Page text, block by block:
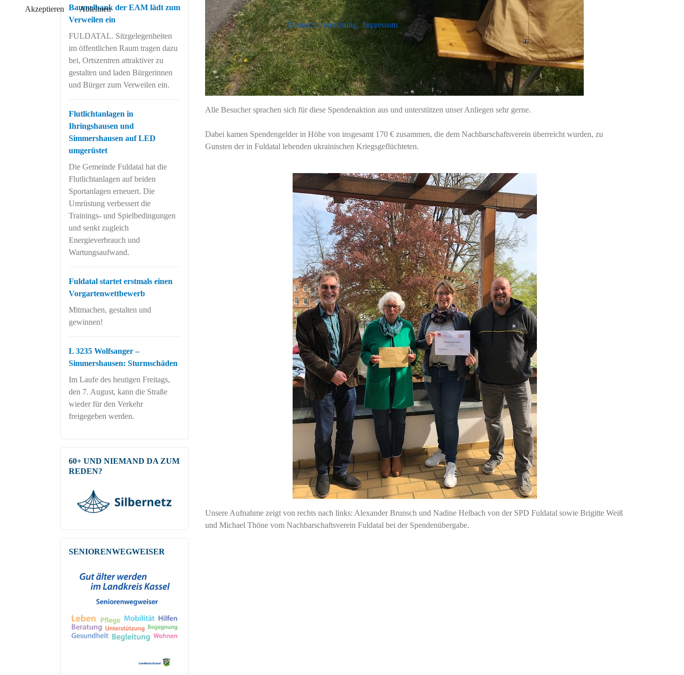
Alle Besucher sprachen sich für diese Spendenaktion aus und unterstützen unser Anliegen sehr gerne.
Dabei kamen Spendengelder in Höhe von insgesamt 170 € zusammen, die dem Nachbarschaftsverein überreicht wurden, zu
Gunsten der in Fuldatal lebenden ukrainischen Kriegsgeflüchteten.
Unsere Aufnahme zeigt von rechts nach links: Alexander Brunsch und Nadine Helbach von der SPD Fuldatal sowie Brigitte Weiß
und Michael Thöne vom Nachbarschaftsverein Fuldatal bei der Spendenübergabe.
Baumelbank der EAM lädt zum
Verweilen ein
FULDATAL. Sitzgelegenheiten
im öffentlichen Raum tragen dazu
bei, Ortszentren attraktiver zu
gestalten und laden Bürgerinnen
und Bürger zum Verweilen ein.
Flutlichtanlagen in
Ihringshausen und
Simmershausen auf LED
umgerüstet
Die Gemeinde Fuldatal hat die
Flutlichtanlagen auf beiden
Sportanlagen erneuert. Die
Umrüstung verbessert die
Trainings- und Spielbedingungen
und senkt zugleich
Energieverbrauch und
Wartungsaufwand.
Fuldatal startet erstmals einen
Vorgartenwettbewerb
Mitmachen, gestalten und
gewinnen!
L 3235 Wolfsanger –
Simmershausen: Sturmschäden
Im Laufe des heutigen Freitags,
den 7. August, kann die Straße
wieder für den Verkehr
freigegeben werden.
60+ UND NIEMAND DA ZUM
REDEN?
SENIOREN­WEG­WEISER
Akzeptieren
Ablehnen
Datenschutzerklärung| Impressum